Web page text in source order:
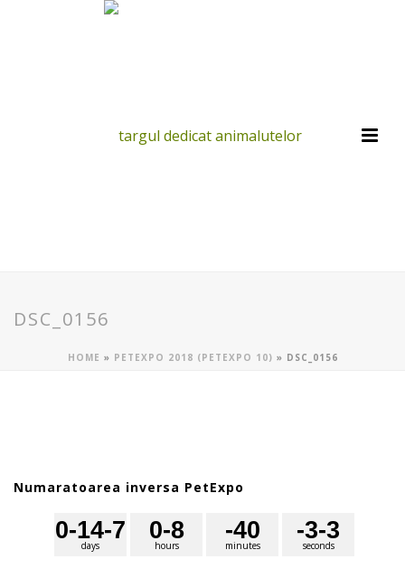
DSC_0156
HOME » PETEXPO 2018 (PETEXPO 10) » DSC_0156
Numaratoarea inversa PetExpo
days
0-14-7
hours
0-8
minutes
-40
seconds
-3-3